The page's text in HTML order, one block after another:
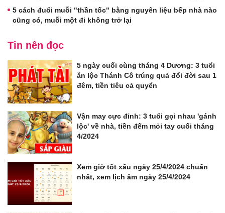
5 cách đuổi muỗi "thần tốc" bằng nguyên liệu bếp nhà nào
cũng có, muỗi một đi không trở lại
Tin nên đọc
5 ngày cuối cùng tháng 4 Dương: 3 tuổi
ăn lộc Thánh Cô trúng quả đổi đời sau 1
đêm, tiền tiêu cả quyển
Vận may cực đỉnh: 3 tuổi gọi nhau 'gánh
lộc' về nhà, tiền đếm mỏi tay cuối tháng
4/2024
Xem giờ tốt xấu ngày 25/4/2024 chuẩn
nhất, xem lịch âm ngày 25/4/2024